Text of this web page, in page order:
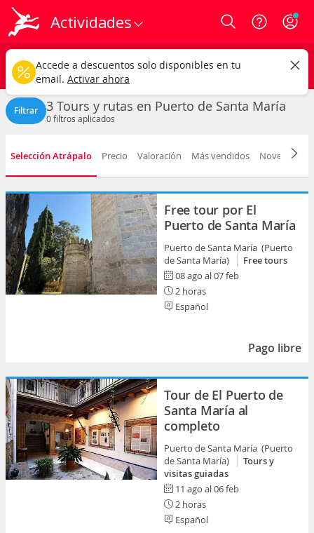
Actividades Login
Puerto de Santa María ciudad
Tours y rutas Cualquier fecha
CAMBIAR
Filtrar 3 Tours y rutas en Puerto de Santa María
0filtros aplicados
Selección Atrápalo Precio Valoración Más vendidos Novedad
Free tour por El
Puerto de Santa María
Puerto de Santa María (Puerto
de Santa María)
Free tours
08 ago al 07 feb
2 horas
Español
Pago libre
Tour de El Puerto de
Santa María al
completo
Puerto de Santa María (Puerto
de Santa María)
Tours y
visitas guiadas
11 ago al 06 feb
2 horas
Español
Accede a descuentos solo disponibles en tu
email. Activar ahora